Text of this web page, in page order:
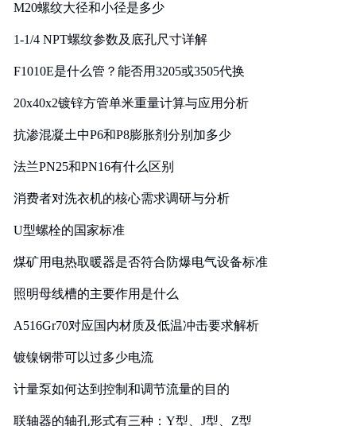
M20螺纹大径和小径是多少
1-1/4 NPT螺纹参数及底孔尺寸详解
F1010E是什么管？能否用3205或3505代换
20x40x2镀锌方管单米重量计算与应用分析
抗渗混凝土中P6和P8膨胀剂分别加多少
法兰PN25和PN16有什么区别
消费者对洗衣机的核心需求调研与分析
U型螺栓的国家标准
煤矿用电热取暖器是否符合防爆电气设备标准
照明母线槽的主要作用是什么
A516Gr70对应国内材质及低温冲击要求解析
镀镍钢带可以过多少电流
计量泵如何达到控制和调节流量的目的
联轴器的轴孔形式有三种：Y型、J型、Z型